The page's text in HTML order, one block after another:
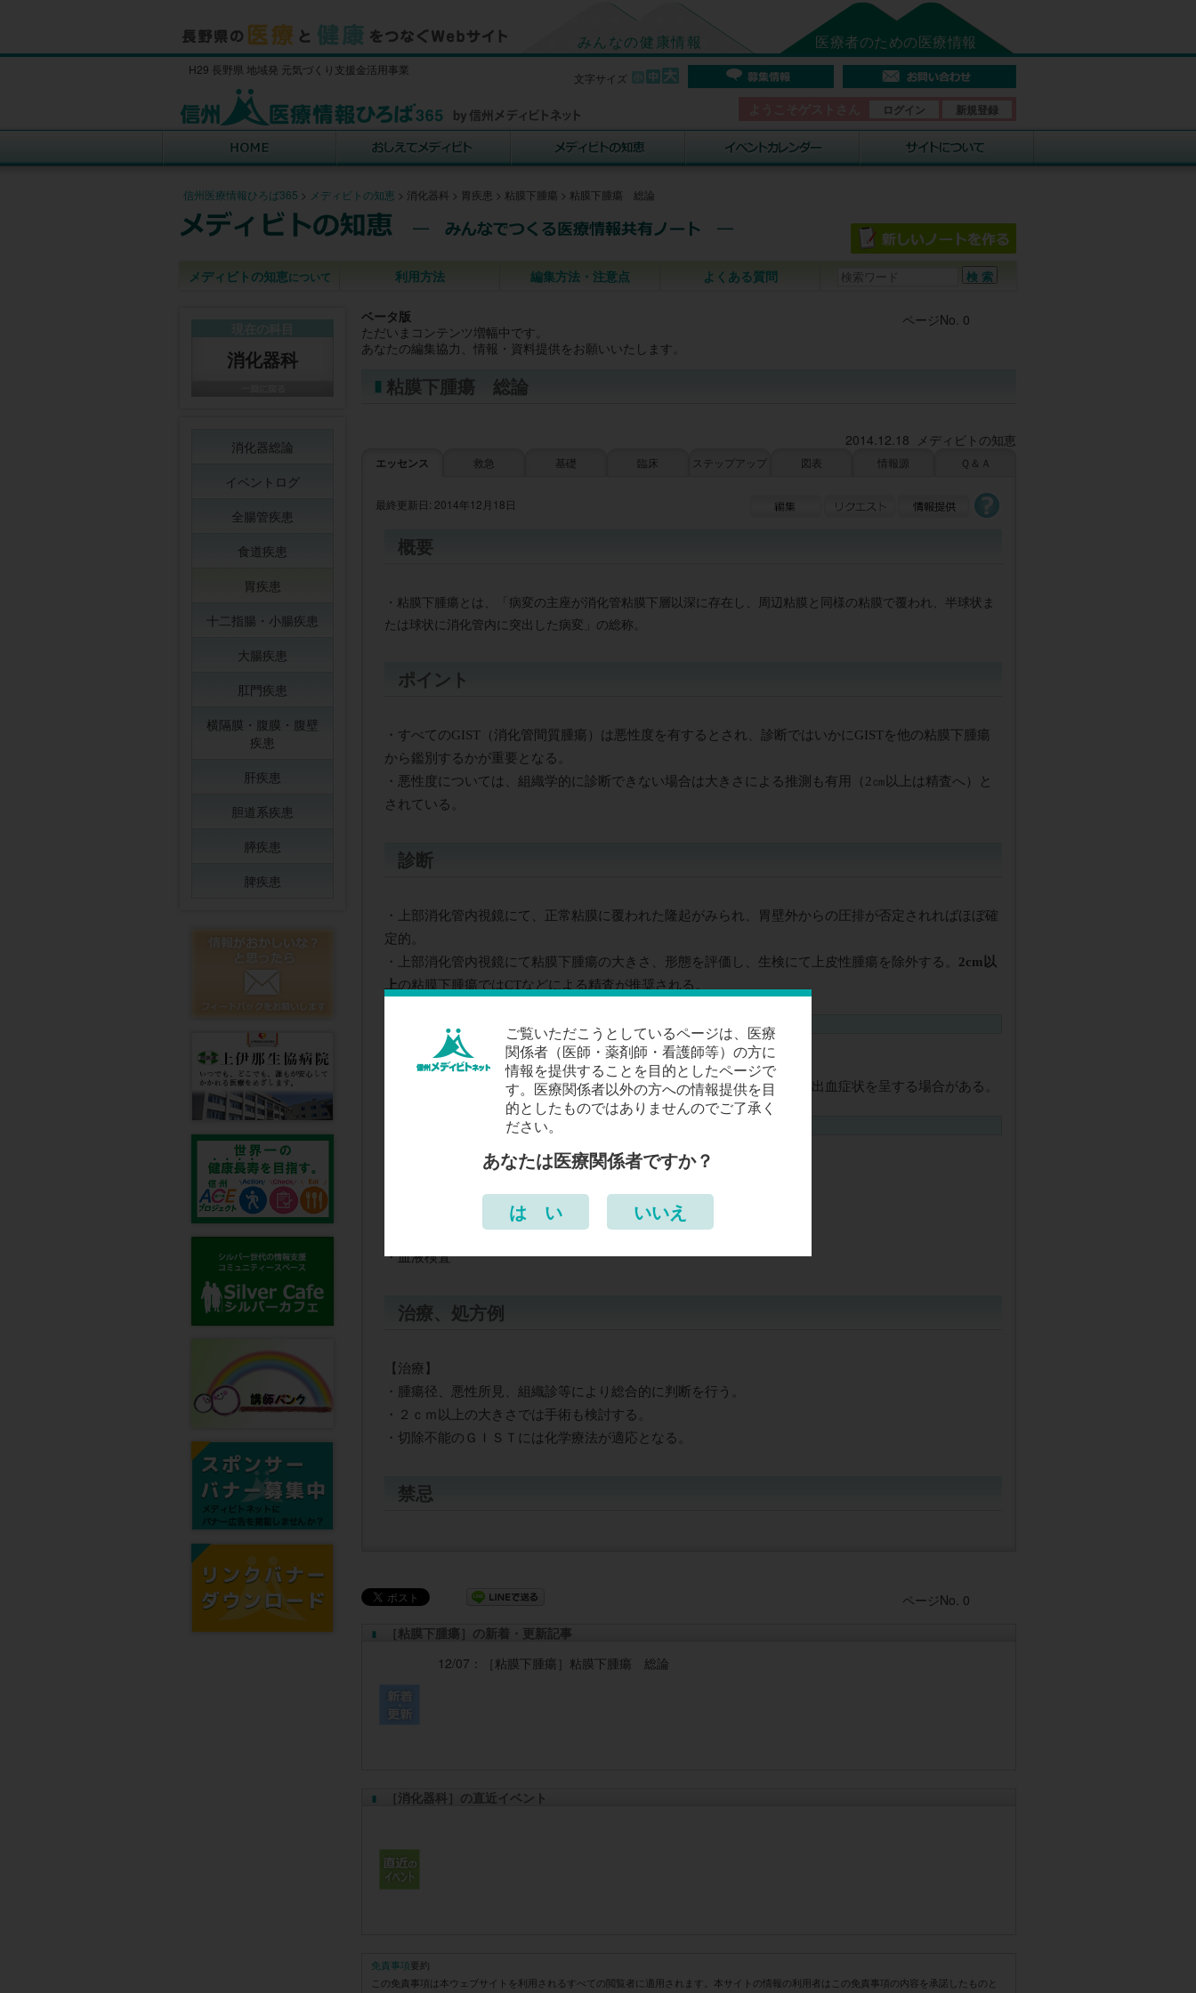
みんなの健康情報 医療者のための医療情報
文字サイズ
H29 長野県 地域発 元気づくり支援金活用事業
ログイン 新規登録
信州医療情報ひろば365 > メディビトの知恵 > 消化器科 > 胃疾患 > 粘膜下腫瘍 > 粘膜下腫瘍 総論
メディビトの知恵について 利用方法 編集方法・注意点 よくある質問
Post navigation
ページNo. 0
ベータ版
ただいまコンテンツ増幅中です。
あなたの編集協力、情報・資料提供をお願いいたします。
粘膜下腫瘍 総論
2014.12.18 メディビトの知恵
エッセンス 救急 基礎 臨床 ステップアップ 図表 情報源 Ｑ＆Ａ
最終更新日: 2014年12月18日
概要
・粘膜下腫瘍とは、「病変の主座が消化管粘膜下層以深に存在し、周辺粘膜と同様の粘膜で覆われ、半球状ま
たは球状に消化管内に突出した病変」の総称。
ポイント
・すべてのGIST（消化管間質腫瘍）は悪性度を有するとされ、診断ではいかにGISTを他の粘膜下腫瘍
から鑑別するかが重要となる。
・悪性度については、組織学的に診断できない場合は大きさによる推測も有用（ 2 ㎝以上は精査へ）と
されている。
診断
・上部消化管内視鏡にて、正常粘膜に覆われた隆起がみられ、胃壁外からの圧排が否定されればほぼ確
定的。
・上部消化管内視鏡にて粘膜下腫瘍の大きさ、形態を評価し、生検にて上皮性腫瘍を除外する。 2cm以
上の粘膜下腫瘍ではCTなどによる精査が推奨される。
・通常は無症候性
・腫瘍サイズが大きい場合は、通過障害や腹部腫瘤、、潰瘍を合併して出血症状を呈する場合がある。
・上部消化管内視鏡
・血液検査
治療、処方例
【治療】
・腫瘍径、悪性所見、組織診等により総合的に判断を行う。
・２ｃｍ以上の大きさでは手術も検討する。
・切除不能のＧＩＳＴには化学療法が適応となる。
禁忌
Post navigation
ページNo. 0
［粘膜下腫瘍］の新着・更新記事
12/07：
［粘膜下腫瘍］ 粘膜下腫瘍 総論
［消化器科］の直近イベント
免責事項要約
この免責事項は本ウェブサイトを利用されるすべての閲覧者に適用されます。本サイトの情報の利用者はこの免責事項の内容を承諾したものと
消化器科
消化器総論
イベントログ
全腸管疾患
食道疾患
胃疾患
十二指腸・小腸疾患
大腸疾患
肛門疾患
横隔膜・腹膜・腹壁
疾患
肝疾患
胆道系疾患
膵疾患
脾疾患
ご覧いただこうとしているページは、医療
関係者（医師・薬剤師・看護師等）の方に
情報を提供することを目的としたページで
す。医療関係者以外の方への情報提供を目
的としたものではありませんのでご了承く
ださい。
あなたは医療関係者ですか？
は い
いいえ